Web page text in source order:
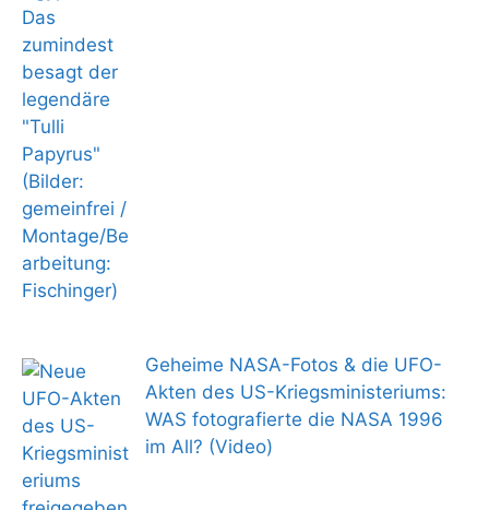
Geheime NASA-Fotos & die UFO-
Akten des US-Kriegsministeriums:
WAS fotografierte die NASA 1996
im All? (Video)